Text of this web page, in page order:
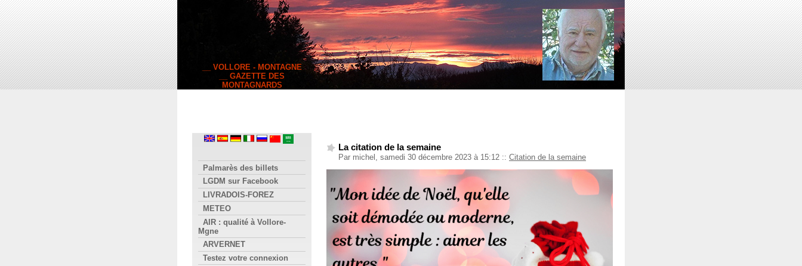
__ VOLLORE - MONTAGNE
__ GAZETTE DES
MONTAGNARDS
La citation de la semaine
Par michel, samedi 30 décembre 2023 à 15:12 :: Citation de la semaine
Palmarès des billets
LGDM sur Facebook
LIVRADOIS-FOREZ
METEO
AIR : qualité à Vollore-
Mgne
ARVERNET
Testez votre connexion